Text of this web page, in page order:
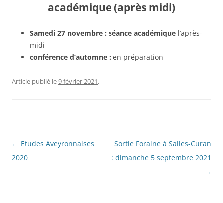
académique(après midi)
Samedi 27 novembre : séance académique l’après-
midi
conférence d’automne : en préparation
Article publié le9 février 2021.
Navigation
des
← Etudes Aveyronnaises
2020
Sortie Foraine à Salles-Curan
: dimanche 5 septembre 2021
→